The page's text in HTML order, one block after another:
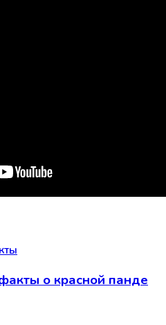
о красной панде